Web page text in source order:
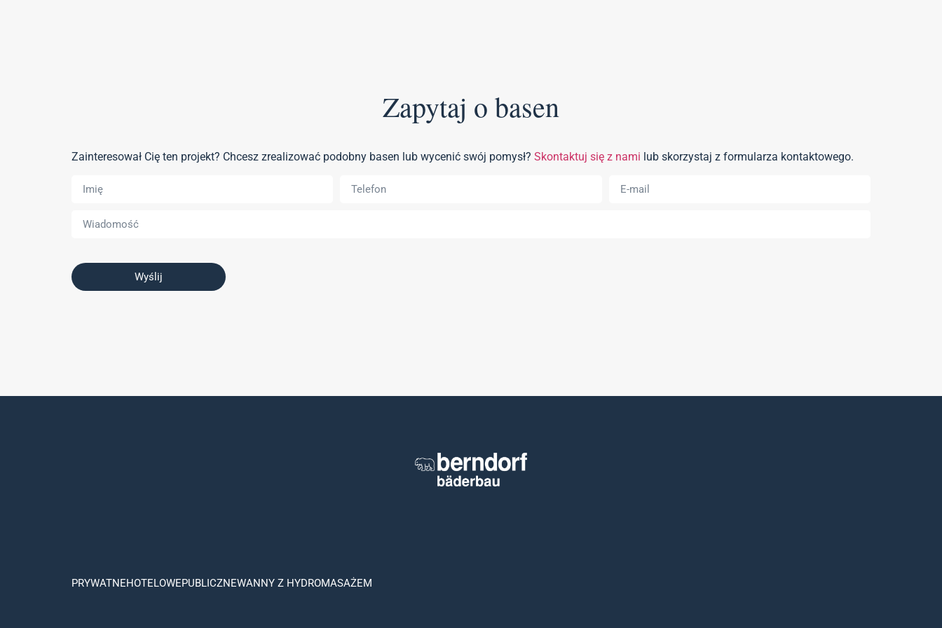
Zapytaj o basen
Zainteresował Cię ten projekt? Chcesz zrealizować podobny basen lub wycenić swój pomysł? Skontaktuj się z nami lub skorzystaj z formularza kontaktowego.
Wyślij
PRYWATNEHOTELOWEPUBLICZNEWANNY Z HYDROMASAŻEM